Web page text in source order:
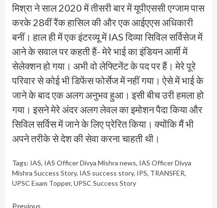
मिश्रा ने साल 2020 में तीसरी बार में यूपीएससी एग्जाम पास
करके 28वीं रैंक हासिल की और एक आईएएस अधिकारी
बनीं। हाल ही में एक इंटरव्यू में IAS दिव्या सिविल सर्विसेज में
आने के सवाल पर कहती हैं- मेरे भाई का इंडियन आर्मी में
सेलेक्शन हो गया। अभी वो लेफ्टिनेंट के पद पर हैं। मेरे पूरे
परिवार से कोई भी डिफेंस फोर्सेज में नहीं गया। ऐसे में भाई के
जाने के बाद एक अलग अनुभव हुआ। इसी बीच उरी हमला हो
गया। इसने मेरे अंदर अलग लेवल का इमोशन पैदा किया और
सिविल सर्विस में जाने के लिए प्रेरित किया। क्योंकि मैं भी
अपने तरीके से देश की सेवा करना चाहती थी।
Tags: IAS, IAS Officer Divya Mishra news, IAS Officer Divya
Mishra Success Story, IAS success story, IPS, TRANSFER,
UPSC Exam Topper, UPSC Success Story